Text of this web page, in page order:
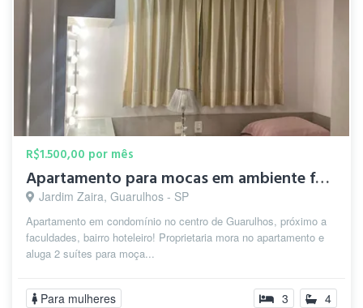
R$1.500,00 por mês
Apartamento para mocas em ambiente familiar!
Jardim Zaira, Guarulhos - SP
Apartamento em condomínio no centro de Guarulhos, próximo a
faculdades, bairro hoteleiro! Proprietaria mora no apartamento e
aluga 2 suítes para moça...
Para mulheres 3 4